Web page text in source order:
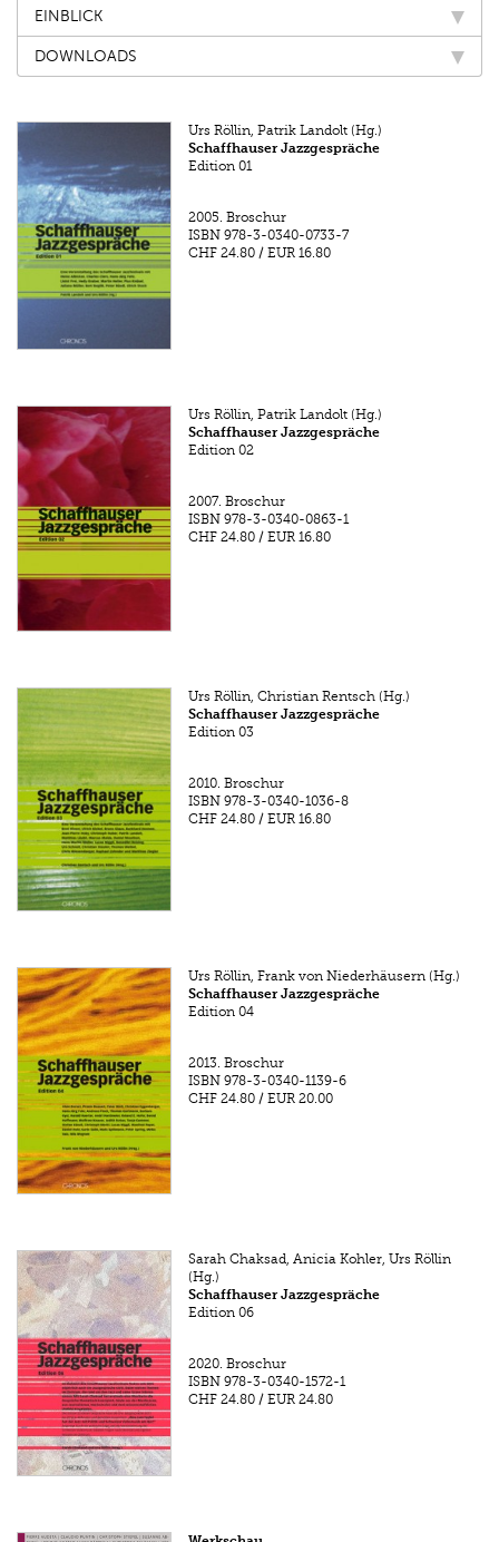
EINBLICK
DOWNLOADS
Urs Röllin, Patrik Landolt (Hg.)
Schaffhauser Jazzgespräche
Edition 01
2005. Broschur
ISBN 978-3-0340-0733-7
CHF 24.80 /EUR 16.80
Urs Röllin, Patrik Landolt (Hg.)
Schaffhauser Jazzgespräche
Edition 02
2007. Broschur
ISBN 978-3-0340-0863-1
CHF 24.80 /EUR 16.80
Urs Röllin, Christian Rentsch (Hg.)
Schaffhauser Jazzgespräche
Edition 03
2010. Broschur
ISBN 978-3-0340-1036-8
CHF 24.80 /EUR 16.80
Urs Röllin, Frank von Niederhäusern (Hg.)
Schaffhauser Jazzgespräche
Edition 04
2013. Broschur
ISBN 978-3-0340-1139-6
CHF 24.80 /EUR 20.00
Sarah Chaksad, Anicia Kohler, Urs Röllin
(Hg.)
Schaffhauser Jazzgespräche
Edition 06
2020. Broschur
ISBN 978-3-0340-1572-1
CHF 24.80 /EUR 24.80